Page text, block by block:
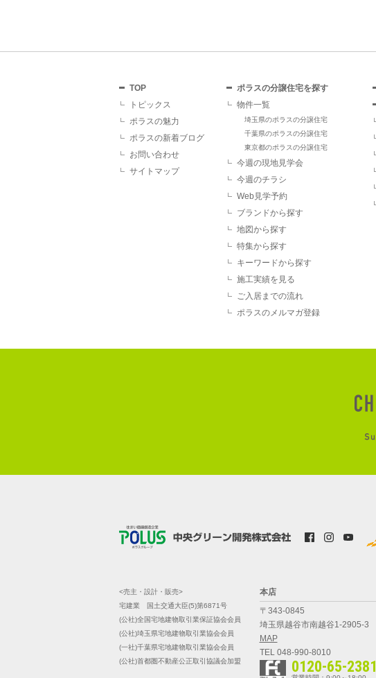
TOP
トピックス
ポラスの魅力
ポラスの新着ブログ
お問い合わせ
サイトマップ
ポラスの分譲住宅を探す
物件一覧
埼玉県のポラスの分譲住宅
千葉県のポラスの分譲住宅
東京都のポラスの分譲住宅
今週の現地見学会
今週のチラシ
Web見学予約
ブランドから探す
地図から探す
特集から探す
キーワードから探す
施工実績を見る
ご入居までの流れ
ポラスのメルマガ登録
<売主・設計・販売>
宅建業 国土交通大臣(5)第6871号
(公社)全国宅地建物取引業保証協会会員
(公社)埼玉県宅地建物取引業協会会員
(一社)千葉県宅地建物取引業協会会員
(公社)首都圏不動産公正取引協議会加盟
本店
〒343-0845
埼玉県越谷市南越谷1-2905-3
MAP
TEL 048-990-8010
0120-65-2381